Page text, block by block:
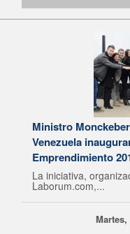
Ministro
Venezuela
Emprendimiento
La iniciativa,
Laborum.com,...
Martes,